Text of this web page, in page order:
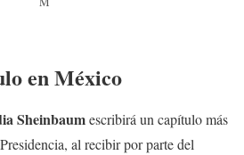
en México
Sheinbaumescribirá un capítulo más
al recibir por parte del